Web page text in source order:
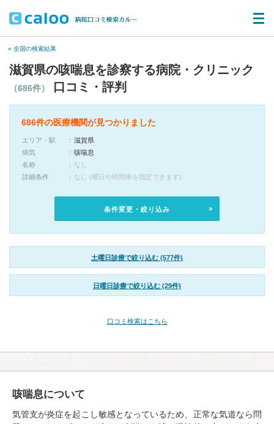
« 全国の検索結果
滋賀県の咳喘息を診察する病院・クリニック
（686件） 口コミ・評判
686件の医療機関が見つかりました
エリア・駅
滋賀県
病気
咳喘息
名称
なし
詳細条件
なし (曜日や時間帯を指定できます)
条件変更・絞り込み
土曜日診療で絞り込む (577件)
日曜日診療で絞り込む (29件)
口コミ検索はこちら
咳喘息について
気管支が炎症を起こし敏感となっているため、正常な気道なら問